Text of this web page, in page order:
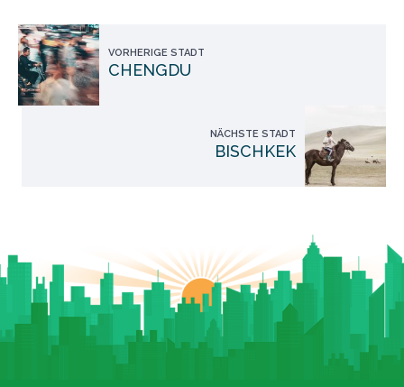
VORHERIGE STADT
CHENGDU
NÄCHSTE STADT
BISCHKEK